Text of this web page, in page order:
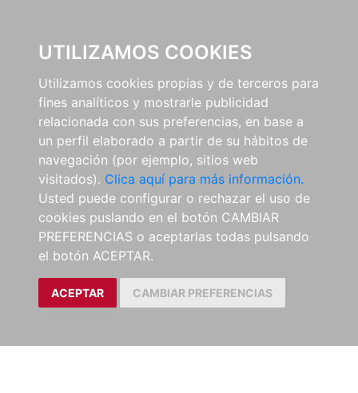
UTILIZAMOS COOKIES
Utilizamos cookies propias y de terceros para
fines analíticos y mostrarle publicidad
relacionada con sus preferencias, en base a
un perfil elaborado a partir de su hábitos de
navegación (por ejemplo, sitios web
visitados). Clica aquí para más información.
Usted puede configurar o rechazar el uso de
cookies puslando en el botón CAMBIAR
PREFERENCIAS o aceptarlas todas pulsando
el botón ACEPTAR.
ACEPTAR CAMBIAR PREFERENCIAS